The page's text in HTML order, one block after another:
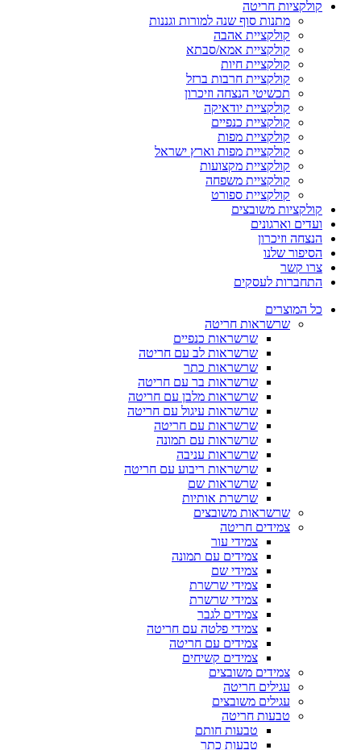
קולקציות חריטה
מתנות סוף שנה למורות וגננות
קולקציית אהבה
קולקציית אמא/סבתא
קולקציית חיות
קולקציית חרבות ברזל
תכשיטי הנצחה וזיכרון
קולקציית יודאיקה
קולקציית כנפיים
קולקציית מפות
קולקציית מפות וארץ ישראל
קולקציית מקצועות
קולקציית משפחה
קולקציית ספורט
קולקציות משובצים
ועדים וארגונים
הנצחה וזיכרון
הסיפור שלנו
צרו קשר
התחברות לעסקים
כל המוצרים
שרשראות חריטה
שרשראות כנפיים
שרשראות לב עם חריטה
שרשראות כתר
שרשראות בר עם חריטה
שרשראות מלבן עם חריטה
שרשראות עיגול עם חריטה
שרשראות עם חריטה
שרשראות עם תמונה
שרשראות עניבה
שרשראות ריבוע עם חריטה
שרשראות שם
שרשרת אותיות
שרשראות משובצים
צמידים חריטה
צמידי עור
צמידים עם תמונה
צמידי שם
צמידי שרשרת
צמידי שרשרת
צמידים לגבר
צמידי פלטה עם חריטה
צמידים עם חריטה
צמידים קשיחים
צמידים משובצים
עגילים חריטה
עגילים משובצים
טבעות חריטה
טבעות חותם
טבעות כתר